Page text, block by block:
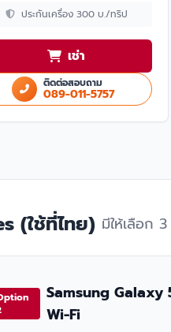
ประกันเครื่อง 300 บ./ทริป
เช่า
ติดต่อสอบถาม
089-011-5757
(ใช้ที่ไทย) มีให้เลือก
Samsung Galaxy
Wi-Fi